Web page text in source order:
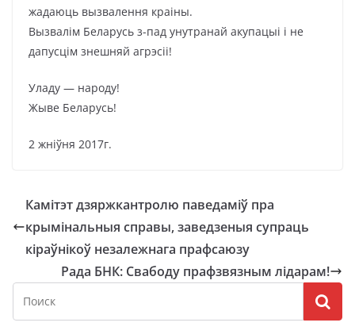
жадаюць вызвалення краіны.
Вызвалім Беларусь з-пад унутранай акупацыі і не
дапусцім знешняй агрэсіі!
Уладу — народу!
Жыве Беларусь!
2 жніўня 2017г.
Камітэт дзяржкантролю паведаміў пра
крымінальныя справы, заведзеныя супраць
кіраўнікоў незалежнага прафсаюзу
Рада БНК: Свабоду прафзвязным лідарам!